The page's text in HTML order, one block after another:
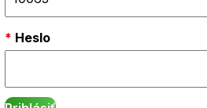
Heslo